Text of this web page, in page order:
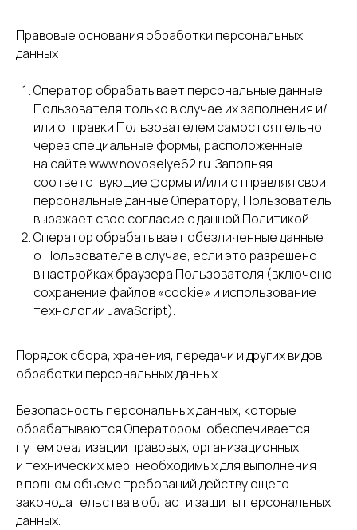
Правовые основания обработки персональных
данных
Оператор обрабатывает персональные данные
Пользователя только в случае их заполнения и/
или отправки Пользователем самостоятельно
через специальные формы, расположенные
на сайте www.novoselye62.ru. Заполняя
соответствующие формы и/или отправляя свои
персональные данные Оператору, Пользователь
выражает свое согласие с данной Политикой.
Оператор обрабатывает обезличенные данные
о Пользователе в случае, если это разрешено
в настройках браузера Пользователя (включено
сохранение файлов «cookie» и использование
технологии JavaScript).
Порядок сбора, хранения, передачи и других видов
обработки персональных данных
Безопасность персональных данных, которые
обрабатываются Оператором, обеспечивается
путем реализации правовых, организационных
и технических мер, необходимых для выполнения
в полном объеме требований действующего
законодательства в области защиты персональных
данных.